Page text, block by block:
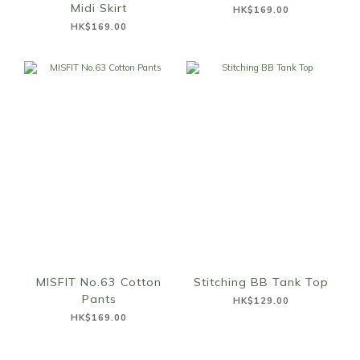
Midi Skirt
HK$169.00
HK$169.00
MISFIT No.63 Cotton
Pants
HK$169.00
Stitching BB Tank Top
HK$129.00